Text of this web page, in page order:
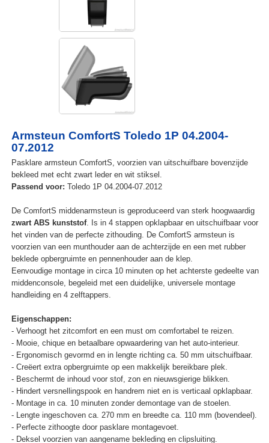
Armsteun ComfortS Toledo 1P 04.2004-
07.2012
Pasklare armsteun ComfortS, voorzien van uitschuifbare bovenzijde
bekleed met echt zwart leder en wit stiksel.
Passend voor: Toledo 1P 04.2004-07.2012
De ComfortS middenarmsteun is geproduceerd van sterk hoogwaardig
zwart ABS kunststof. Is in 4 stappen opklapbaar en uitschuifbaar voor
het vinden van de perfecte zithouding. De ComfortS armsteun is
voorzien van een munthouder aan de achterzijde en een met rubber
beklede opbergruimte en pennenhouder aan de klep.
Eenvoudige montage in circa 10 minuten op het achterste gedeelte van
middenconsole, begeleid met een duidelijke, universele montage
handleiding en 4 zelftappers.
Eigenschappen:
- Verhoogt het zitcomfort en een must om comfortabel te reizen.
- Mooie, chique en betaalbare opwaardering van het auto-interieur.
- Ergonomisch gevormd en in lengte richting ca. 50 mm uitschuifbaar.
- Creëert extra opbergruimte op een makkelijk bereikbare plek.
- Beschermt de inhoud voor stof, zon en nieuwsgierige blikken.
- Hindert versnellingspook en handrem niet en is verticaal opklapbaar.
- Montage in ca. 10 minuten zonder demontage van de stoelen.
- Lengte ingeschoven ca. 270 mm en breedte ca. 110 mm (bovendeel).
- Perfecte zithoogte door pasklare montagevoet.
- Deksel voorzien van aangename bekleding en clipsluiting.